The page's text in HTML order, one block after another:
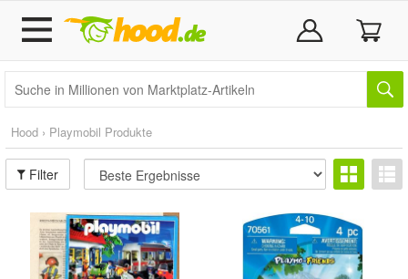
Hood › Playmobil Produkte
Filter